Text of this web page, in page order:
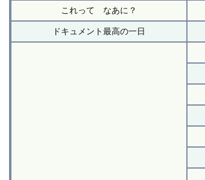
これって なあに？
ドキュメント最高の一日